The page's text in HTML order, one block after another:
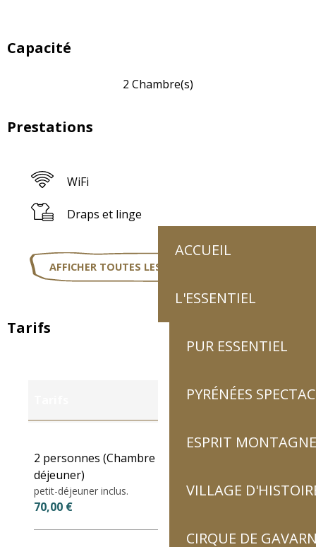
ACCUEIL
L'ESSENTIEL
PUR ESSENTIEL
PYRÉNÉES
ESPRIT MONTAGNE
VILLAGE
CIRQUE DE
Capacité
2 Chambre(s)
Prestations
WiFi
Draps et linge
AFFICHER TOUTES LES PRESTATIONS
Tarifs
2 personnes (Chambre d'hôtes avec petit
déjeuner)
petit-déjeuner inclus.
70,00 €